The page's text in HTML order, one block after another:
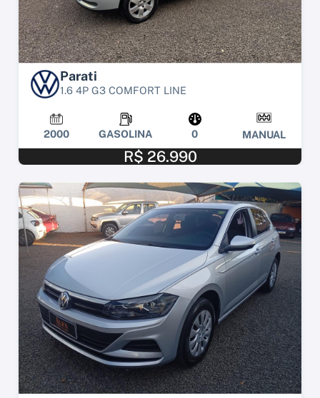
Parati
1.6 4P G3 COMFORT LINE
2000 GASOLINA 0 MANUAL
R$ 26.990